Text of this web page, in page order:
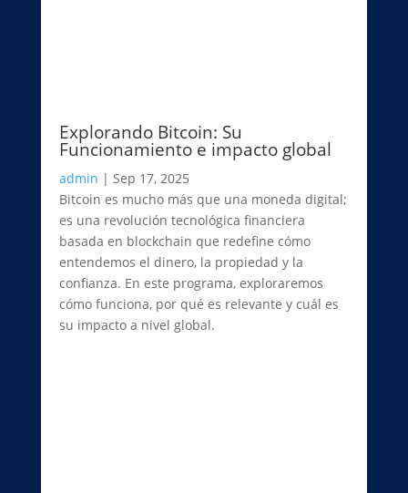
Explorando Bitcoin: Su
Funcionamiento e impacto global
admin | Sep 17, 2025
Bitcoin es mucho más que una moneda digital;
es una revolución tecnológica financiera
basada en blockchain que redefine cómo
entendemos el dinero, la propiedad y la
confianza. En este programa, exploraremos
cómo funciona, por qué es relevante y cuál es
su impacto a nivel global.